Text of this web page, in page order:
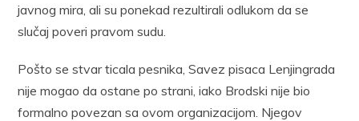
javnog mira, ali su ponekad rezultirali odlukom da se
slučaj poveri pravom sudu.
Pošto se stvar ticala pesnika, Savez pisaca Lenjingrada
nije mogao da ostane po strani, iako Brodski nije bio
formalno povezan sa ovom organizacijom. Njegov